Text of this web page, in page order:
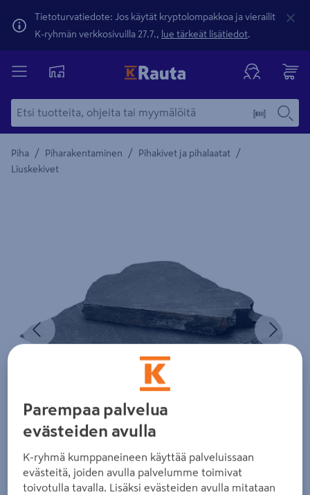
Tietoturvatiedote: Jos käytät kryptolompakkoa ja vierailit
K-ryhmän verkkosivuilla 27.7., lue tärkeät lisätiedot.
Piha / Piharakentaminen / Pihakivet ja pihalaatat /
Liuskekivet
Yksityiskohtainen kuvaus löytyy Tuotteen kuvaus -
Edellinen
Parempaa palvelua
evästeiden avulla
K-ryhmä kumppaneineen käyttää palveluissaan
evästeitä, joiden avulla palvelumme toimivat
toivotulla tavalla. Lisäksi evästeiden avulla mitataan